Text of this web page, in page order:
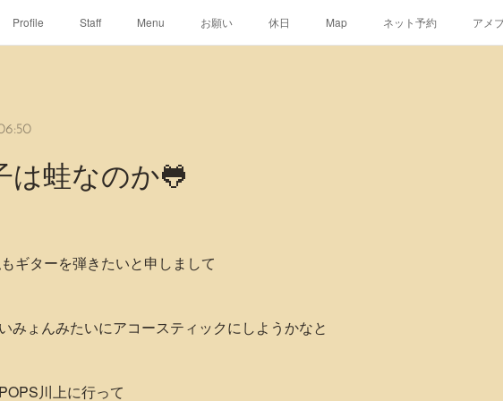
Profile Staff Menu お願い 休日 Map ネット予約 アメ
は蛙なのか🐸
ギターを弾きたいと申しまして
みょんみたいにアコースティックにしようかなと
川上に行って